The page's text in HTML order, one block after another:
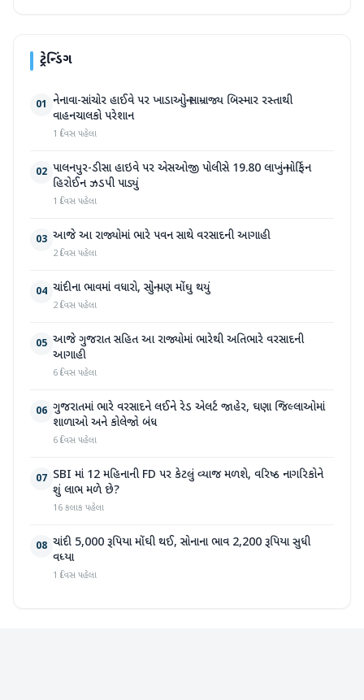
ટ્રેન્ડિંગ
01 નેનાવા-સાંચોર હાઈવે પર ખાડાઓનું સામ્રાજ્ય બિસ્માર રસ્તાથી
વાહનચાલકો પરેશાન
1 દિવસ પહેલા
02 પાલનપુર-ડીસા હાઇવે પર એસઓજી પોલીસે 19.80 લાખનું મોર્ફિન
હિરોઈન ઝડપી પાડ્યું
1 દિવસ પહેલા
03 આજે આ રાજ્યોમાં ભારે પવન સાથે વરસાદની આગાહી
2 દિવસ પહેલા
04 ચાંદીના ભાવમાં વધારો, સોનું પણ મોંઘુ થયું
2 દિવસ પહેલા
05 આજે ગુજરાત સહિત આ રાજ્યોમાં ભારેથી અતિભારે વરસાદની
આગાહી
6 દિવસ પહેલા
06 ગુજરાતમાં ભારે વરસાદને લઈને રેડ એલર્ટ જાહેર, ઘણા જિલ્લાઓમાં
શાળાઓ અને કોલેજો બંધ
6 દિવસ પહેલા
07 SBI માં 12 મહિનાની FD પર કેટલું વ્યાજ મળશે, વરિષ્ઠ નાગરિકોને
શું લાભ મળે છે?
16 કલાક પહેલા
08 ચાંદી 5,000 રૂપિયા મોંઘી થઈ, સોનાના ભાવ 2,200 રૂપિયા સુધી
વધ્યા
1 દિવસ પહેલા